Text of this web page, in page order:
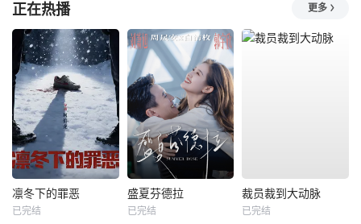
正在热播 更多
凛冬下的罪恶
已完结
盛夏芬德拉
已完结
裁员裁到大动脉
已完结